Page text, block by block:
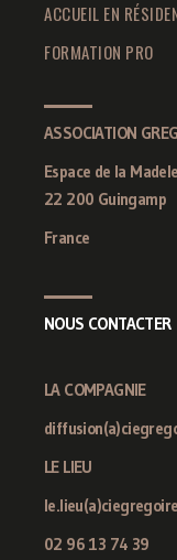
ACCUEIL EN
FORMATION PRO
ASSOCIATION
Espace de la
22 200 Guingamp
France
NOUS CONTACTER
LA COMPAGNIE
LE LIEU
02 96 13 74 39